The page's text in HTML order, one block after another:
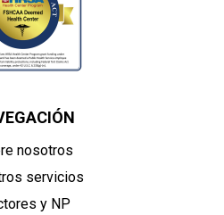
nosotros
servicios
y NP